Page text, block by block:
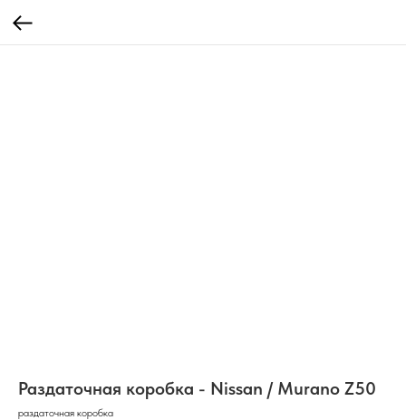
Раздаточная коробка - Nissan / Murano Z50
раздаточная коробка